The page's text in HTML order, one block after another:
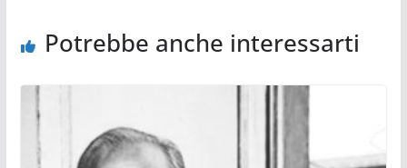
Potrebbe anche interessarti